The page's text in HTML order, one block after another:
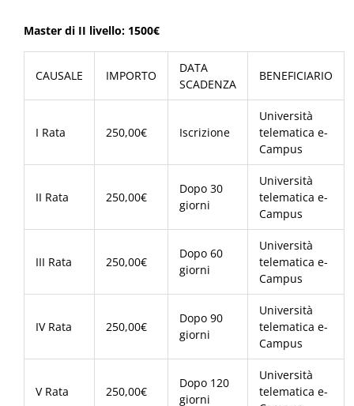
Master di II livello: 1500€
CAUSALE IMPORTO
DATA
SCADENZA
BENEFICIARIO
I Rata 250,00€ Iscrizione
Università
telematica e-
Campus
II Rata 250,00€
Dopo 30
giorni
Università
telematica e-
Campus
III Rata 250,00€
Dopo 60
giorni
Università
telematica e-
Campus
IV Rata 250,00€
Dopo 90
giorni
Università
telematica e-
Campus
V Rata 250,00€
Dopo 120
giorni
Università
telematica e-